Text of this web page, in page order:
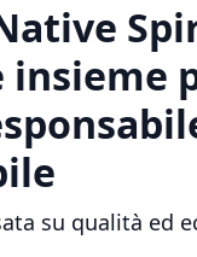
insieme
su qualità ed